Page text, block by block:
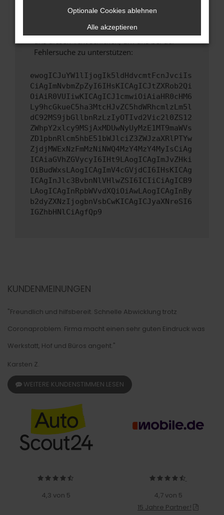
Wenn du alle oben genannten Schritte versucht
versuchen, das Problem zu beheben. Du kannst
uns diesen Text schicken, um uns bei der
Fehlersuche zu unterstützen:
ewogICJuYW1lIjogIk5ldHdvcmtFcnJvciIs
CiAgImNvbmZpZyI6IHsKICAgICJtZXRob2Qi
OiAiR0VUIiwKICAgICJ1cmwiOiAiaHR0cHM6
Ly9hcGkueC5ha3MtcHJvZC5hdWRhcmlzLm5l
dC92MS9jbGllbnRzLzIyOTIvd2Vic2l0ZS12
ZWhpY2xlcy9MSjAxMDUwNyUyMzE1MT9maWVs
ZD1pbnRlcm5hbE51bWJlciZ3ZWJzaXRlPTYw
ZjdjMWExNzFmMzNiNWQ4MzY4MzY4MyIsCiAg
ICAiaGVhZGVycyI6IHt9LAogICAgImJvZHki
OiBudWxsLAogICAgImV4cGVjdCI6IHsKICAg
ICAgInJlc3BvbnNlVHlwZSI6ICIiCiAgICB9
LAogICAgInRpbWVvdXQiOiAwLAogICAgInBy
b2dyZXNzIjogbnVsbCwKICAgICJyaXNreSI6
IGZhbHNlCiAgfQp9
KUNDENMEINUNGEN
"Freundlich und hilfsbereit. Schnelle Abwicklung trotz
Coronaproblem. Firma macht einen sehr guten Eindruck was
Werkstatt, Hof und Büros angeht."
Karsten Z.
WEITERE KUNDENSTIMMEN LESEN
4,3 von 5
4,7 von 5
15 Jahre Partner!
Optionale Cookies ablehnen
Alle akzeptieren